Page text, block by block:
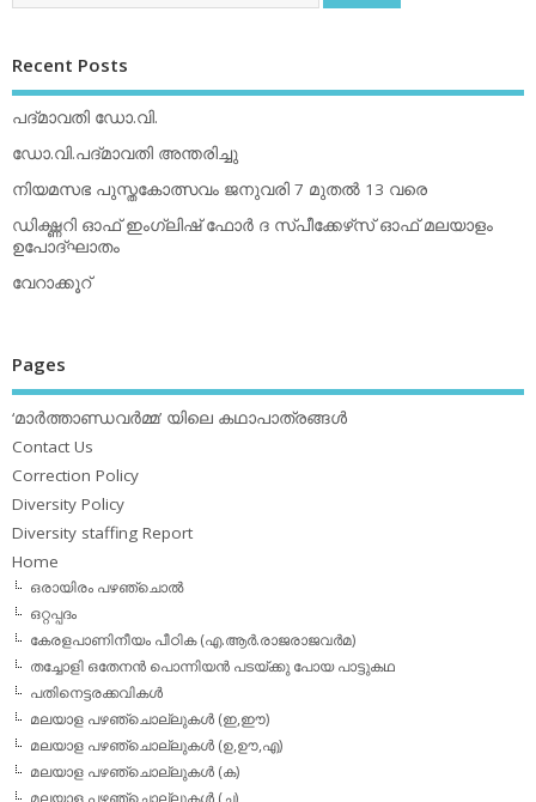
Recent Posts
പദ്മാവതി ഡോ.വി.
ഡോ.വി.പദ്മാവതി അന്തരിച്ചു
നിയമസഭ പുസ്തകോത്സവം ജനുവരി 7 മുതല്‍ 13 വരെ
ഡിക്ഷ്ണറി ഓഫ് ഇംഗ്ലിഷ് ഫോര്‍ ദ സ്പീക്കേഴ്‌സ് ഓഫ് മലയാളം
ഉപോദ്ഘാതം
വേറാക്കൂറ്
Pages
‘മാര്‍ത്താണ്ഡവര്‍മ്മ’ യിലെ കഥാപാത്രങ്ങള്‍
Contact Us
Correction Policy
Diversity Policy
Diversity staffing Report
Home
ഒരായിരം പഴഞ്ചൊല്‍
ഒറ്റപ്പദം
കേരളപാണിനീയം പീഠിക (എ.ആര്‍.രാജരാജവര്‍മ)
തച്ചോളി ഒതേനൻ പൊന്നിയൻ പടയ്‌ക്കു പോയ പാട്ടുകഥ
പതിനെട്ടരക്കവികള്‍
മലയാള പഴഞ്ചൊല്ലുകള്‍ (ഇ,ഈ)
മലയാള പഴഞ്ചൊല്ലുകള്‍ (ഉ,ഊ,എ)
മലയാള പഴഞ്ചൊല്ലുകള്‍ (ക)
മലയാള പഴഞ്ചൊല്ലുകള്‍ (ച)